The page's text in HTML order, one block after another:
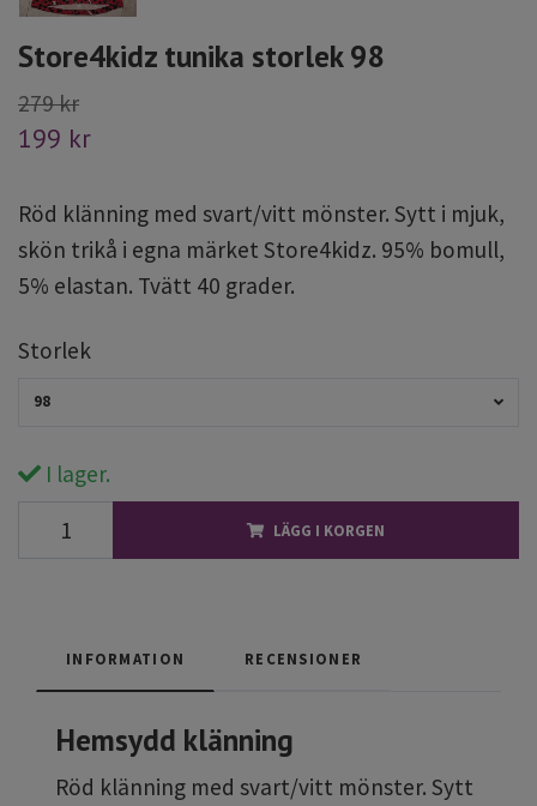
Store4kidz tunika storlek 98
279 kr
199 kr
Röd klänning med svart/vitt mönster. Sytt i mjuk,
skön trikå i egna märket Store4kidz. 95% bomull,
5% elastan. Tvätt 40 grader.
Storlek
98
I lager.
LÄGG I KORGEN
INFORMATION RECENSIONER
Hemsydd klänning
Röd klänning med svart/vitt mönster. Sytt